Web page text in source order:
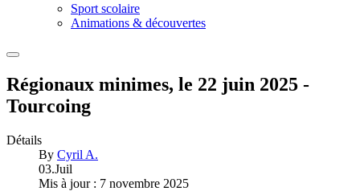
Sport scolaire
Animations & découvertes
Régionaux minimes, le 22 juin 2025 -
Tourcoing
Détails
By Cyril A.
03.Juil
Mis à jour : 7 novembre 2025